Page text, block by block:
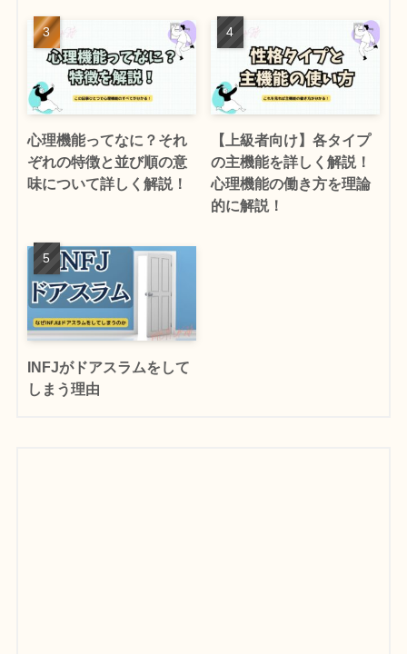
心理機能ってなに？それ
ぞれの特徴と並び順の意
味について詳しく解説！
【上級者向け】各タイプ
の主機能を詳しく解説！
心理機能の働き方を理論
的に解説！
INFJがドアスラムをして
しまう理由